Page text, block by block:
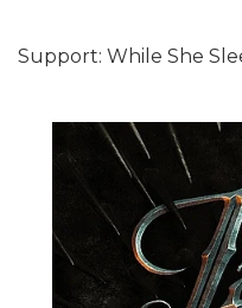
Support: While She